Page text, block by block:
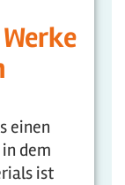
einen
dem
ist